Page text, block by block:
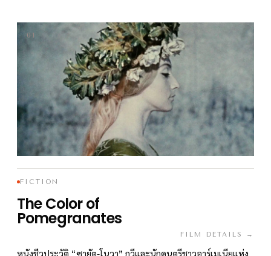
01
FICTION
The Color of
Pomegranates
FILM DETAILS →
หนังชีวประวัติ “ซายัต-โนวา” กวีและนักดนตรีชาวอาร์เมเนียแห่ง